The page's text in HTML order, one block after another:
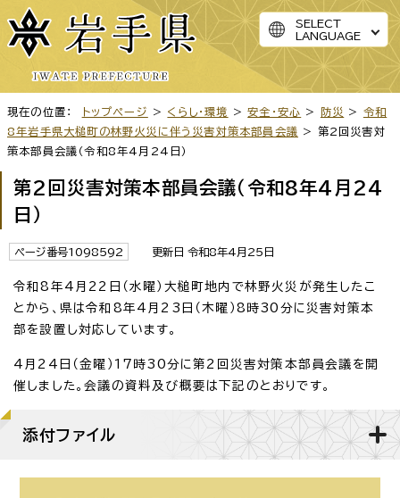
SELECT
LANGUAGE
現在の位置： トップページ > くらし・環境 >安全・安心 > 防災 > 令和
8年岩手県大槌町の林野火災に伴う災害対策本部員会議 > 第2回災害対
策本部員会議（令和8年4月24日）
第2回災害対策本部員会議（令和8年4月24
日）
ページ番号1098592 更新日 令和8年4月25日
令和8年4月22日（水曜）大槌町地内で林野火災が発生したこ
とから、県は令和8年4月23日（木曜）8時30分に災害対策本
部を設置し対応しています。
4月24日（金曜）17時30分に第2回災害対策本部員会議を開
催しました。会議の資料及び概要は下記のとおりです。
添付ファイル